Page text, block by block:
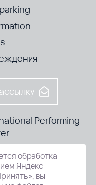
Performing
115054, Russia
обработка
Яндекс
вы